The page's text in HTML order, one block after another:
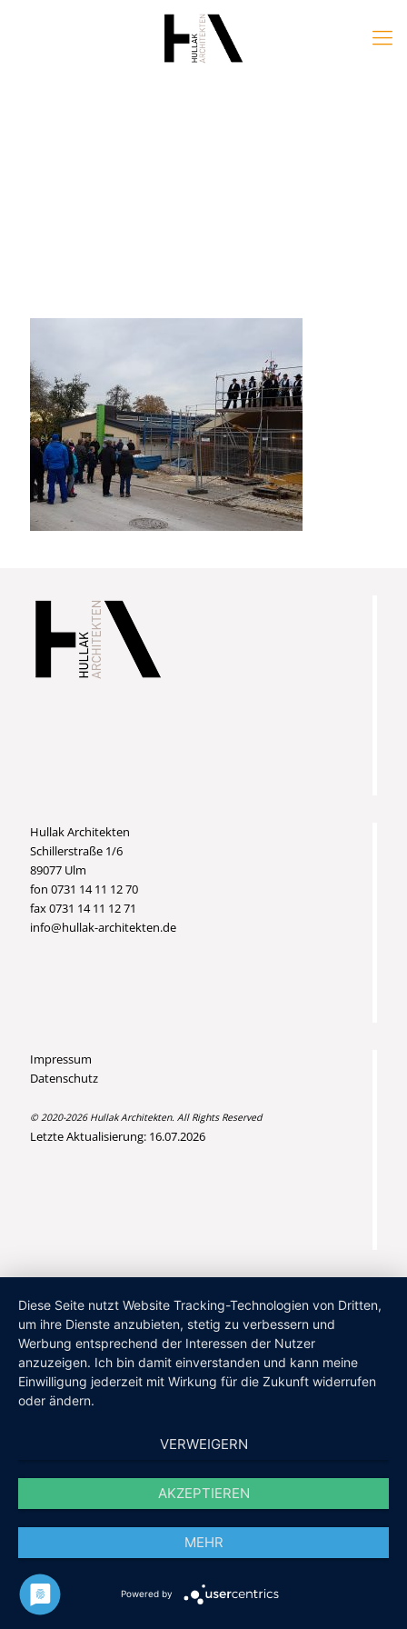
Hullak Architekten
Schillerstraße 1/6
89077 Ulm
fon 0731 14 11 12 70
fax 0731 14 11 12 71
info@hullak-architekten.de
Impressum
Datenschutz
© 2020-2026 Hullak Architekten. All Rights Reserved
Letzte Aktualisierung: 16.07.2026
Diese Seite nutzt Website Tracking-Technologien von Dritten,
um ihre Dienste anzubieten, stetig zu verbessern und
Werbung entsprechend der Interessen der Nutzer
anzuzeigen. Ich bin damit einverstanden und kann meine
Einwilligung jederzeit mit Wirkung für die Zukunft widerrufen
oder ändern.
VERWEIGERN
AKZEPTIEREN
MEHR
Powered by